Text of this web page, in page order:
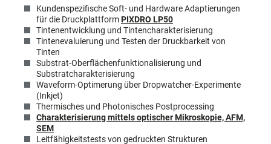
Kundenspezifische Soft- und Hardware Adaptierungen
für die DruckplattformPIXDRO LP50
Tintenentwicklung und Tintencharakterisierung
Tintenevaluierung und Testen der Druckbarkeit von
Tinten
Substrat-Oberflächenfunktionalisierung und
Substratcharakterisierung
Waveform-Optimerung über Dropwatcher-Experimente
(Inkjet)
Thermisches und Photonisches Postprocessing
Charakterisierung mittels optischer Mikroskopie, AFM,
SEM
Leitfähigkeitstests von gedruckten Strukturen